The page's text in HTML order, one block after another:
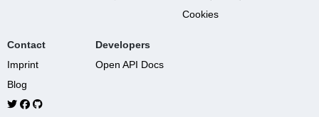
Cookies
Contact
Imprint
Blog
Developers
Open API Docs